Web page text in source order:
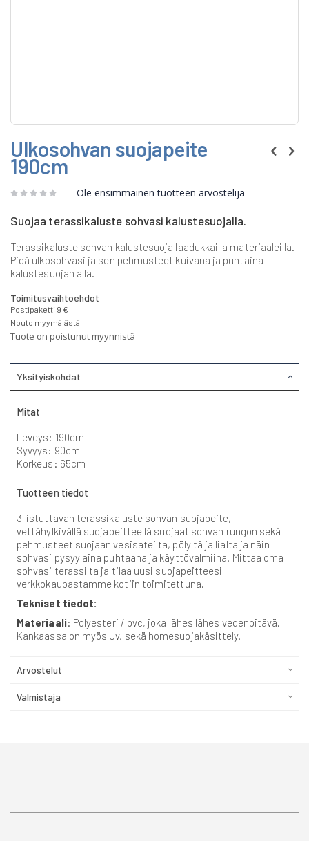
to
the
beginning
the
gallery
Ulkosohvan suojapeite
190cm
Ole ensimmäinen tuotteen arvostelija
Suojaa terassikaluste sohvasi kalustesuojalla.
Terassikaluste sohvan kalustesuoja laadukkailla materiaaleilla.
Pidä ulkosohvasi ja sen pehmusteet kuivana ja puhtaina
kalustesuojan alla.
Toimitusvaihtoehdot
Postipaketti 9 €
Nouto myymälästä
Tuote on poistunut myynnistä
Yksityiskohdat
Mitat
Leveys: 190cm
Syvyys: 90cm
Korkeus: 65cm
Tuotteen tiedot
3-istuttavan terassikaluste sohvan suojapeite,
vettähylkivällä suojapeitteellä suojaat sohvan rungon sekä
pehmusteet suojaan vesisateilta, pölyltä ja lialta ja näin
sohvasi pysyy aina puhtaana ja käyttövalmiina. Mittaa oma
sohvasi terassilta ja tilaa uusi suojapeitteesi
verkkokaupastamme kotiin toimitettuna.
Tekniset tiedot:
Materiaali: Polyesteri / pvc, joka lähes lähes vedenpitävä.
Kankaassa on myös Uv, sekä homesuojakäsittely.
Arvostelut
Valmistaja